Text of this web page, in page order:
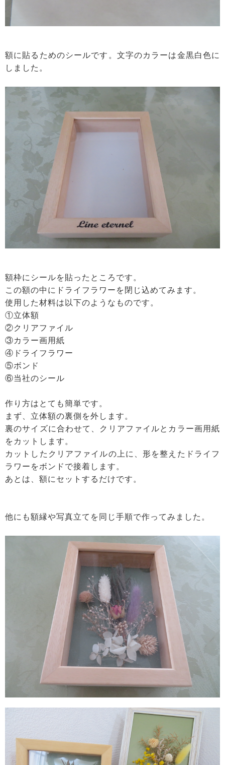
額に貼るためのシールです。文字のカラーは金黒白色に
しました。
額枠にシールを貼ったところです。
この額の中にドライフラワーを閉じ込めてみます。
使用した材料は以下のようなものです。
①立体額
②クリアファイル
③カラー画用紙
④ドライフラワー
⑤ボンド
⑥当社のシール
作り方はとても簡単です。
まず、立体額の裏側を外します。
裏のサイズに合わせて、クリアファイルとカラー画用紙
をカットします。
カットしたクリアファイルの上に、形を整えたドライフ
ラワーをボンドで接着します。
あとは、額にセットするだけです。
他にも額縁や写真立てを同じ手順で作ってみました。